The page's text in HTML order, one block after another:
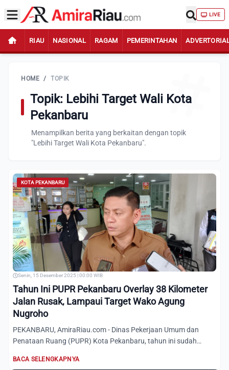
LIVE
RIAU NASIONAL RAGAM PEMERINTAHAN
HOME / TOPIK
Topik: Lebihi Target Wali Kota
Pekanbaru
Menampilkan berita yang berkaitan dengan topik
"Lebihi Target Wali Kota Pekanbaru".
KOTA PEKANBARU
Senin, 15 Desember 2025 | 00:00 WIB
Tahun Ini PUPR Pekanbaru Overlay 38 Kilometer
Jalan Rusak, Lampaui Target Wako Agung
Nugroho
PEKANBARU, AmiraRiau.com - Dinas Pekerjaan Umum dan
Penataan Ruang (PUPR) Kota Pekanbaru, tahun ini sudah
BACA SELENGKAPNYA